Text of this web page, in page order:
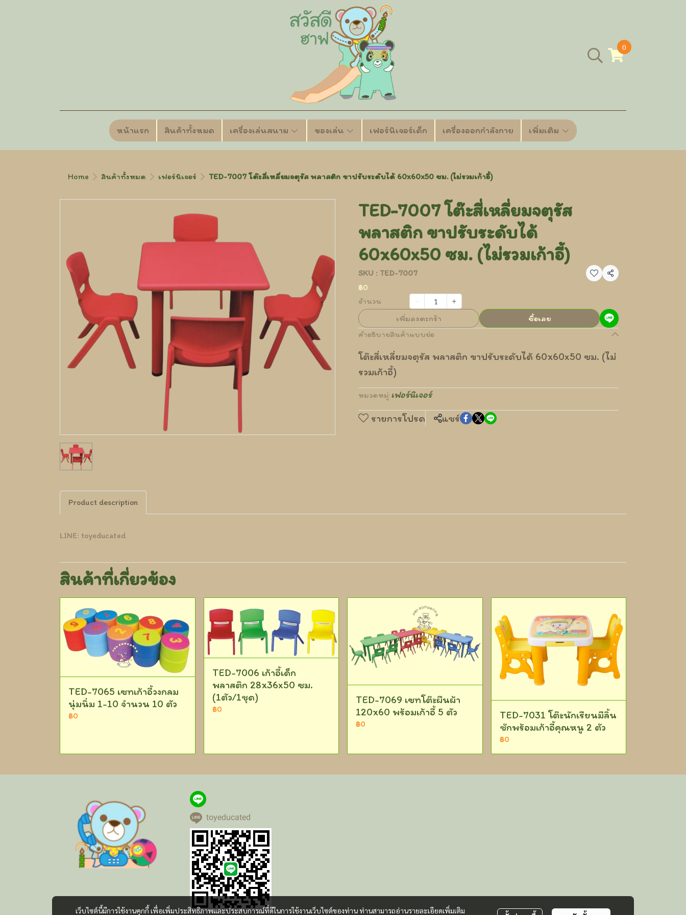
0
หน้าแรก สินค้าทั้งหมด เครื่องเล่นสนาม ของเล่น เฟอร์นิเจอร์เด็ก เครื่องออกกำลังกาย เพิ่มเติม
Home สินค้าทั้งหมด เฟอร์นิเจอร์ TED-7007 โต๊ะสี่เหลี่ยมจตุรัส พลาสติก ขาปรับระดับได้ 60x60x50 ซม. (ไม่รวมเก้าอี้)
TED-7007 โต๊ะสี่เหลี่ยมจตุรัส
พลาสติก ขาปรับระดับได้
60x60x50 ซม. (ไม่รวมเก้าอี้)
SKU : TED-7007
แชร์
฿0
จำนวน
เพิ่มลงตะกร้า
ซื้อเลย
คำอธิบายสินค้าแบบย่อ
โต๊ะสี่เหลี่ยมจตุรัส พลาสติก ขาปรับระดับได้ 60x60x50 ซม. (ไม่
รวมเก้าอี้)
หมวดหมู่:เฟอร์นิเจอร์
รายการโปรด แชร์
Product description
LINE: toyeducated
สินค้าที่เกี่ยวข้อง
TED-7065 เซทเก้าอี้วงกลม
นุ่มนิ่ม 1-10 จำนวน 10 ตัว
฿0
TED-7006 เก้าอี้เด็ก
พลาสติก 28x36x50 ซม.
(1ตัว/1ชุด)
฿0
TED-7069 เซทโต๊ะผืนผ้า
120x60 พร้อมเก้าอี้ 5 ตัว
฿0
TED-7031 โต๊ะนักเรียนมีลิ้น
ชักพร้อมเก้าอี้คุณหนู 2 ตัว
฿0
เว็บไซต์นี้มีการใช้งานคุกกี้ เพื่อเพิ่มประสิทธิภาพและประสบการณ์ที่ดีในการใช้งานเว็บไซต์ของท่าน ท่านสามารถอ่านรายละเอียดเพิ่มเติม
toyeducated